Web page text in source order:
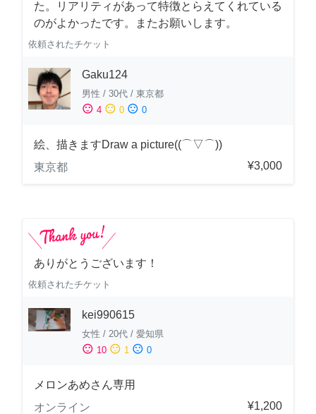
た。リアリティがあって特徴とらえてくれている
のがよかったです。またお願いします。
依頼されたチケット
Gaku124
男性 / 30代 / 東京都
sentiment_satisfied 4 sentiment_neutral 0 sentiment_dissatisfied 0
絵、描きますDraw a picture((⌒▽⌒))
東京都
¥3,000
ありがとうございます！
依頼されたチケット
kei990615
女性 / 20代 / 愛知県
sentiment_satisfied 10 sentiment_neutral 1 sentiment_dissatisfied 0
メロンあめさん専用
オンライン
¥1,200